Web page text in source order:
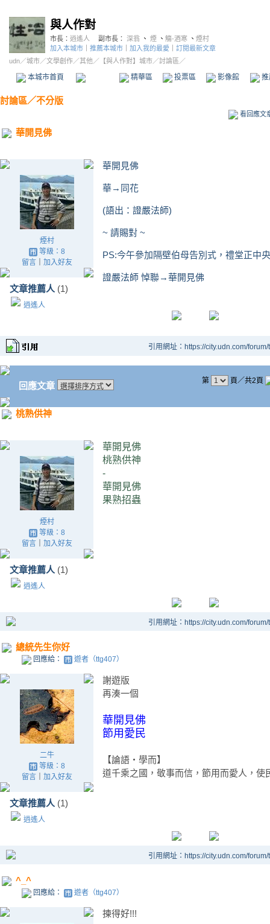
與人作對
市長： 逍遙人 副市長： 深翁 、 煙 、 觴-酒寒 、 煙村
加入本城市
推薦本城市 加入我的最愛
訂閱最新文章
udn／城市／文學創作／其他 ／ 【與人作對】城市／討論區／
本城市首頁 精華區 投票區 影像館
討論區／不分版
看回應文
華開見佛
煙村
等級：8
留言｜ 加入好友
文章推薦人 (1)
逍遙人
華開見佛
華→同花
(語出：證嚴法師)
~ 請賜對 ~
PS:今午參加隔壁伯母告別式，禮堂正中
證嚴法師 悼聯→華開見佛
引用網址：https://city.udn.com/
回應文章 第 頁／共2頁
桃熟供神
煙村
等級：8
留言｜ 加入好友
文章推薦人 (1)
逍遙人
華開見佛
桃熟供神
-
華開見佛
果熟招蟲
引用網址：https://city.udn.com/
總統先生你好
回應給： 遊者（ttg407）
二牛
等級：8
留言｜ 加入好友
文章推薦人 (1)
逍遙人
謝遊版
再湊一個
華開見佛
節用愛民
【論語‧學而】
道千乘之國，敬事而信，節用而愛人，使
引用網址：https://city.udn.com/
^_^
回應給： 遊者（ttg407）
揀得好!!!